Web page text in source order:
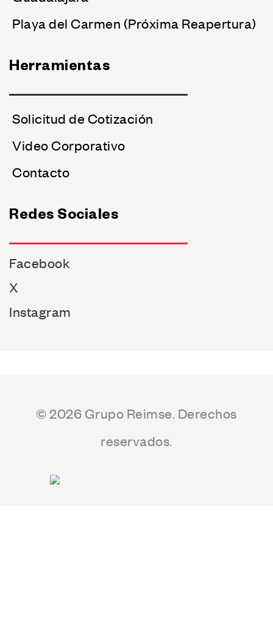
Playa del Carmen (Próxima Reapertura)
Herramientas
Solicitud de Cotización
Video Corporativo
Contacto
Redes Sociales
Facebook
X
Instagram
© 2026 Grupo Reimse. Derechos
reservados.